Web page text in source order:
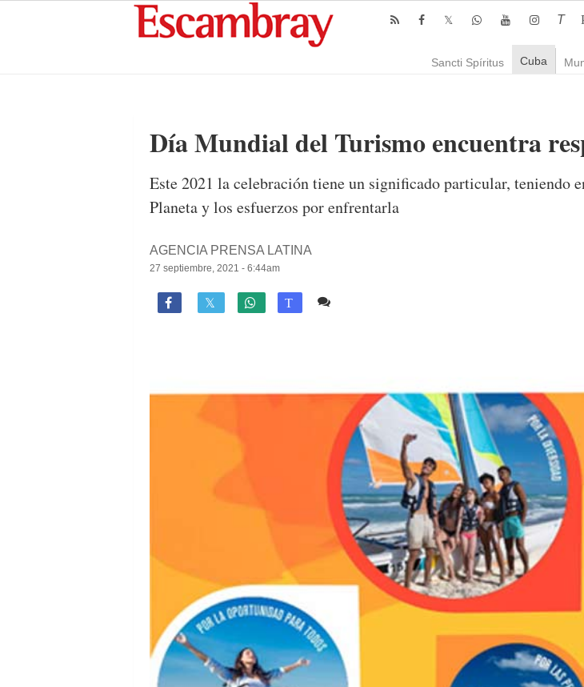
T
Sancti Spíritus Cuba
Día Mundial del Turismo encuentra
Este 2021 la celebración tiene un significado particular, teniendo
Planeta y los esfuerzos por enfrentarla
AGENCIA PRENSA LATINA
27 septiembre, 2021 - 6:44am
 T